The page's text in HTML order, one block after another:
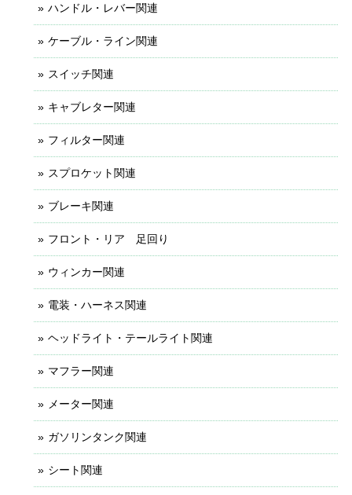
ハンドル・レバー関連
ケーブル・ライン関連
スイッチ関連
キャブレター関連
フィルター関連
スプロケット関連
ブレーキ関連
フロント・リア 足回り
ウィンカー関連
電装・ハーネス関連
ヘッドライト・テールライト関連
マフラー関連
メーター関連
ガソリンタンク関連
シート関連